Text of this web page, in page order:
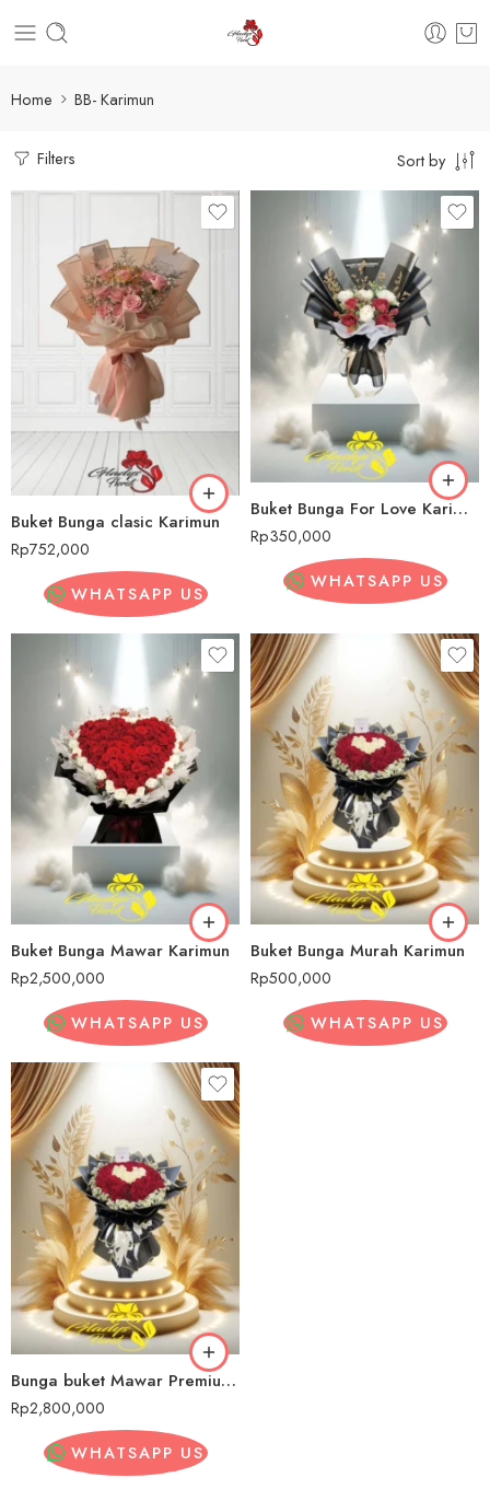
Home BB- Karimun
Filters Sort by
Buket Bunga clasic Karimun
Rp752,000
WHATSAPP US
Buket Bunga For Love Karimun
Rp350,000
WHATSAPP US
Buket Bunga Mawar Karimun
Rp2,500,000
WHATSAPP US
Buket Bunga Murah Karimun
Rp500,000
WHATSAPP US
Bunga buket Mawar Premium Karimun
Rp2,800,000
WHATSAPP US